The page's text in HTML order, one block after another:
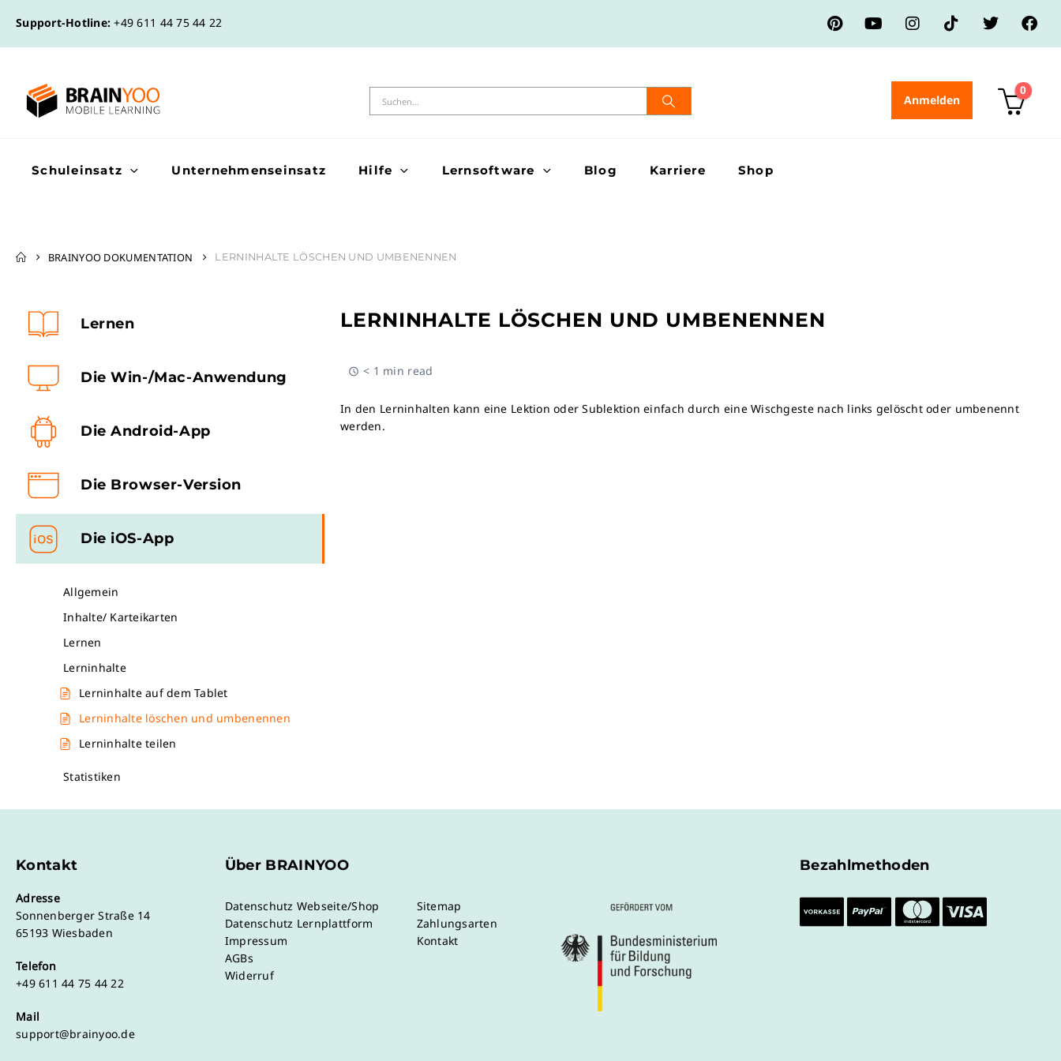
Support-Hotline: +49 611 44 75 44 22
Anmelden
0
Schuleinsatz Unternehmenseinsatz Hilfe Lernsoftware Blog Karriere Shop
BRAINYOO DOKUMENTATION LERNINHALTE LÖSCHEN UND UMBENENNEN
Lernen
Die Win-/Mac-Anwendung
Die Android-App
Die Browser-Version
Die iOS-App
Allgemein
Inhalte/ Karteikarten
Lernen
Lerninhalte
Lerninhalte auf dem Tablet
Lerninhalte löschen und umbenennen
Lerninhalte teilen
Statistiken
LERNINHALTE LÖSCHEN UND UMBENENNEN
< 1 min read
In den Lerninhalten kann eine Lektion oder Sublektion einfach durch eine Wischgeste nach links gelöscht oder umbenennt
werden.
Kontakt
Adresse
Sonnenberger Straße 14
65193 Wiesbaden
Telefon
+49 611 44 75 44 22
Mail
support@brainyoo.de
Über BRAINYOO
Datenschutz Webseite/Shop
Datenschutz Lernplattform
Impressum
AGBs
Widerruf
Sitemap
Zahlungsarten
Kontakt
Bezahlmethoden